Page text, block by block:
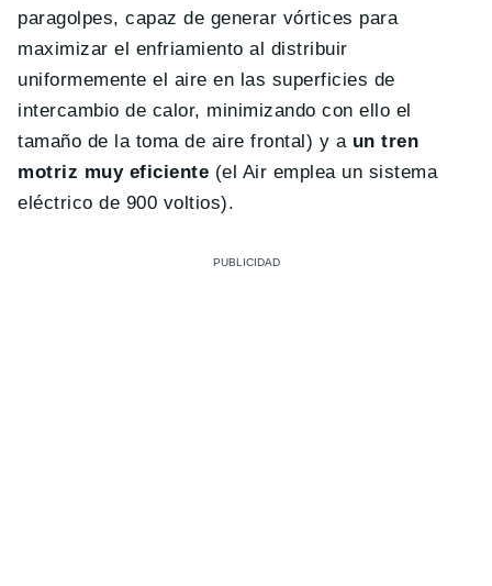
paragolpes, capaz de generar vórtices para
maximizar el enfriamiento al distribuir
uniformemente el aire en las superficies de
intercambio de calor, minimizando con ello el
tamaño de la toma de aire frontal) y a un tren
motriz muy eficiente (el Air emplea un sistema
eléctrico de 900 voltios).